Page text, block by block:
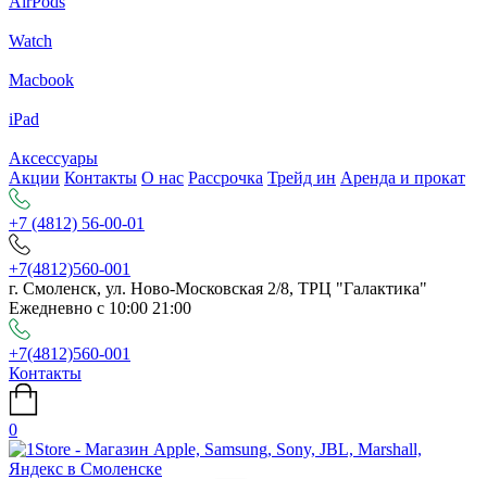
Watch
Macbook
iPad
Аксессуары
Акции Контакты О нас Рассрочка Трейд ин Аренда и прокат
+7 (4812) 56-00-01
+7(4812)560-001
г. Смоленск, ул. Ново-Московская 2/8, ТРЦ "Галактика"
Ежедневно с 10:00 21:00
+7(4812)560-001
Контакты
0